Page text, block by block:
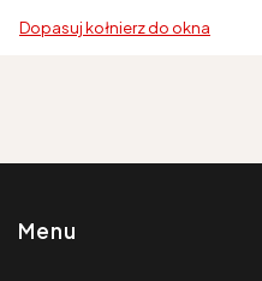
Dopasuj kołnierz do okna
Linki w stopce
Menu